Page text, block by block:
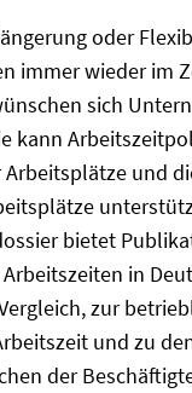
oder
immer wieder im
sich
kann
Arbeitsplätze und
bietet
in
zur
und zu
der